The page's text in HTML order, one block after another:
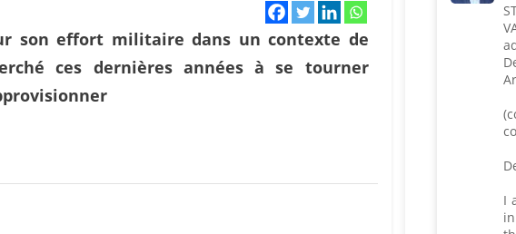
son effort militaire dans un contexte de
ces dernières années à se tourner
I